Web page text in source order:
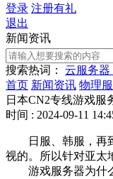
登录 注册有礼
退出
新闻资讯
搜索热词： 云服务器
首页 新闻资讯 物理
日本CN2专线游戏服
时间 : 2024-09-11
日服、韩服，再到
视的。所以针对亚太
游戏服务器为什